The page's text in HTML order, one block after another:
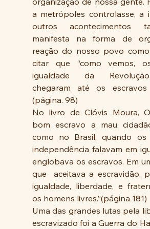
a metrópoles controlasse, a
outros acontecimentos
manifesta na forma de
reação do nosso povo
citar que “como vemos,
igualdade da
chegaram até os escravos
(página. 98)
No livro de Clóvis Moura,
bom escravo a mau
como no Brasil, quando os
independência falavam em
englobava os escravos. Em
que  aceitava a escravidão,
igualdade, liberdade, e
os homens livres.”(página 181)
Uma das grandes lutas pela
escravizado foi a Guerra do